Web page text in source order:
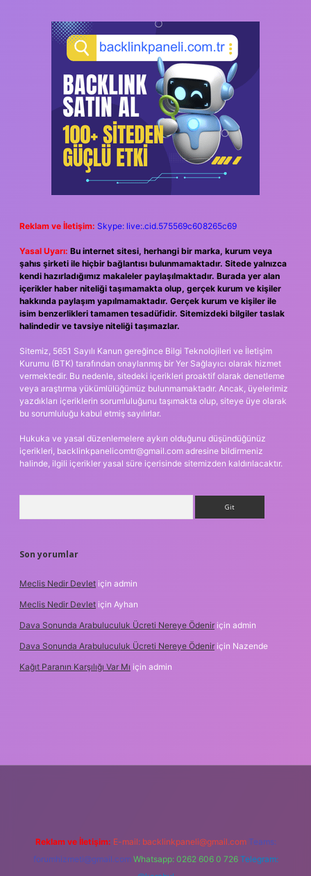
Reklam ve İletişim: Skype: live:.cid.575569c608265c69
Yasal Uyarı: Bu internet sitesi, herhangi bir marka, kurum veya
şahıs şirketi ile hiçbir bağlantısı bulunmamaktadır. Sitede yalnızca
kendi hazırladığımız makaleler paylaşılmaktadır. Burada yer alan
içerikler haber niteliği taşımamakta olup, gerçek kurum ve kişiler
hakkında paylaşım yapılmamaktadır. Gerçek kurum ve kişiler ile
isim benzerlikleri tamamen tesadüfidir. Sitemizdeki bilgiler taslak
halindedir ve tavsiye niteliği taşımazlar.
Sitemiz, 5651 Sayılı Kanun gereğince Bilgi Teknolojileri ve İletişim
Kurumu (BTK) tarafından onaylanmış bir Yer Sağlayıcı olarak hizmet
vermektedir. Bu nedenle, sitedeki içerikleri proaktif olarak denetleme
veya araştırma yükümlülüğümüz bulunmamaktadır. Ancak, üyelerimiz
yazdıkları içeriklerin sorumluluğunu taşımakta olup, siteye üye olarak
bu sorumluluğu kabul etmiş sayılırlar.
Hukuka ve yasal düzenlemelere aykırı olduğunu düşündüğünüz
içerikleri, backlinkpanelicomtr@gmail.com adresine bildirmeniz
halinde, ilgili içerikler yasal süre içerisinde sitemizden kaldırılacaktır.
Son yorumlar
Meclis Nedir Devlet için admin
Meclis Nedir Devlet için Ayhan
Dava Sonunda Arabuluculuk Ücreti Nereye Ödenir için admin
Dava Sonunda Arabuluculuk Ücreti Nereye Ödenir için Nazende
Kağıt Paranın Karşılığı Var Mı için admin
Reklam ve İletişim: E-mail: backlinkpaneli@gmail.com Teams:
forumhizmeti@gmail.com Whatsapp: 0262 606 0 726 Telegram: